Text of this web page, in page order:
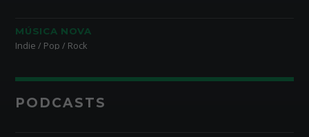
MÚSICA NOVA
Indie / Pop / Rock
PODCASTS